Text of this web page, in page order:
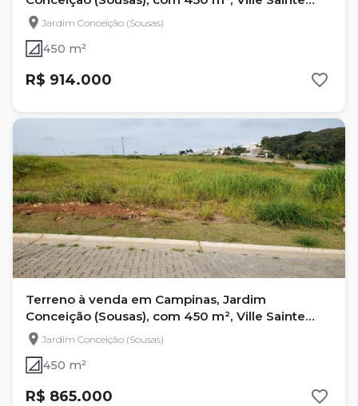
AnneJardim Conceição (Sousas)
450 m²
R$ 914.000
Terreno à venda em Campinas, Jardim
Conceição (Sousas), com 450 m², Ville Sainte
AnneJardim Conceição (Sousas)
450 m²
R$ 865.000